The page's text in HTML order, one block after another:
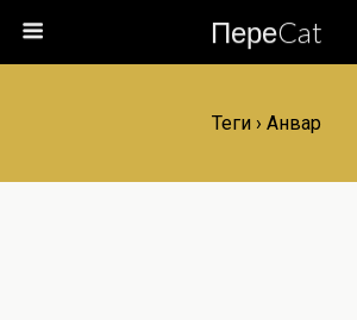
ПереCat
Теги › Анвар